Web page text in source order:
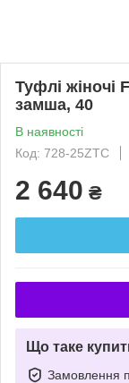
Туфлі жіночі
замша, 40
В наявності
Код: 728-25ZTC
2 640 ₴
Що таке
Замовлення